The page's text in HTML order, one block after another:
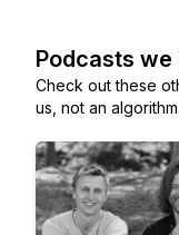
Podcasts we
Check out these
us, not an algorithm.